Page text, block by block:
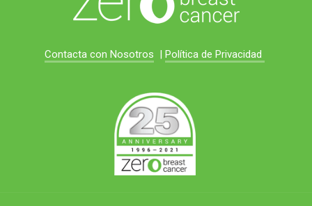
Contacta con Nosotros | Política de Privacidad